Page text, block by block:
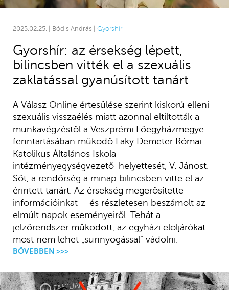
2025.02.25. | Bódis András | Gyorshír
Gyorshír: az érsekség lépett,
bilincsben vitték el a szexuális
zaklatással gyanúsított tanárt
A Válasz Online értesülése szerint kiskorú elleni
szexuális visszaélés miatt azonnal eltiltották a
munkavégzéstől a Veszprémi Főegyházmegye
fenntartásában működő Laky Demeter Római
Katolikus Általános Iskola
intézményegységvezető-helyettesét, V. Jánost.
Sőt, a rendőrség a minap bilincsben vitte el az
érintett tanárt. Az érsekség megerősítette
információinkat – és részletesen beszámolt az
elmúlt napok eseményeiről. Tehát a
jelzőrendszer működött, az egyházi elöljárókat
most nem lehet „sunnyogással” vádolni.
BŐVEBBEN >>>